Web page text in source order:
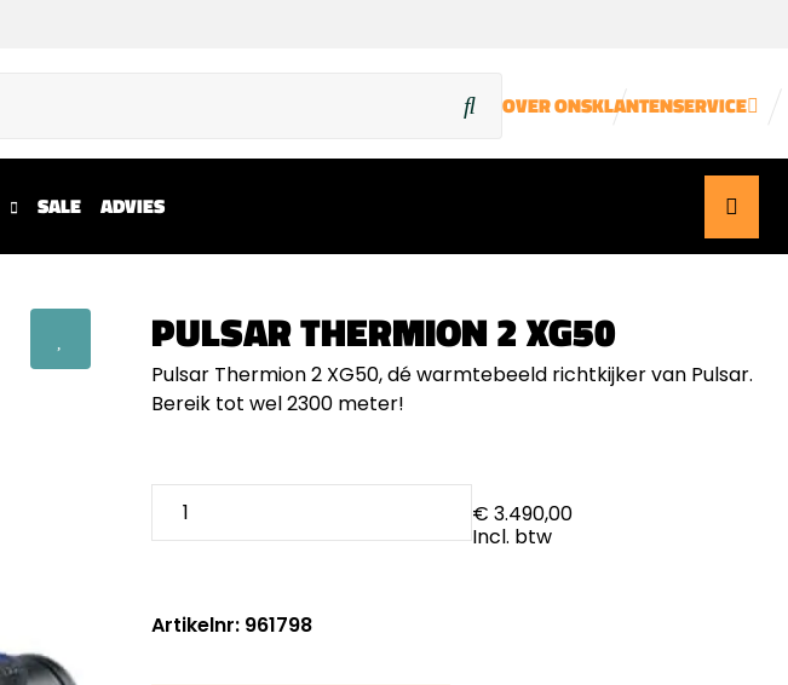
OVER ONSKLANTENSERVICE
SALE ADVIES
PULSAR THERMION 2 XG50
Pulsar Thermion 2 XG50, dé warmtebeeld richtkijker van Pulsar.
Bereik tot wel 2300 meter!
€ 3.490,00
Incl. btw
Artikelnr: 961798